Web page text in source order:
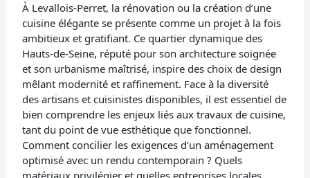
À Levallois-Perret, la rénovation ou la création d’une
cuisine élégante se présente comme un projet à la fois
ambitieux et gratifiant. Ce quartier dynamique des
Hauts-de-Seine, réputé pour son architecture soignée
et son urbanisme maîtrisé, inspire des choix de design
mêlant modernité et raffinement. Face à la diversité
des artisans et cuisinistes disponibles, il est essentiel de
bien comprendre les enjeux liés aux travaux de cuisine,
tant du point de vue esthétique que fonctionnel.
Comment concilier les exigences d’un aménagement
optimisé avec un rendu contemporain ? Quels